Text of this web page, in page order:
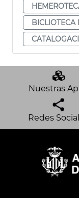
BICLIOTECA
Nuestras
Redes